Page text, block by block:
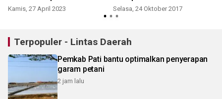
Kamis, 27 April 2023 Selasa, 24 Oktober 2017
Terpopuler - Lintas Daerah
Pemkab Pati bantu optimalkan penyerapan
garam petani
2 jam lalu